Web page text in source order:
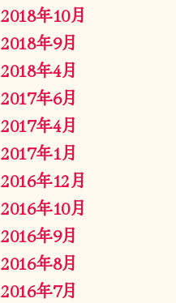
2018年10月
2018年9月
2018年4月
2017年6月
2017年4月
2017年1月
2016年12月
2016年10月
2016年9月
2016年8月
2016年7月